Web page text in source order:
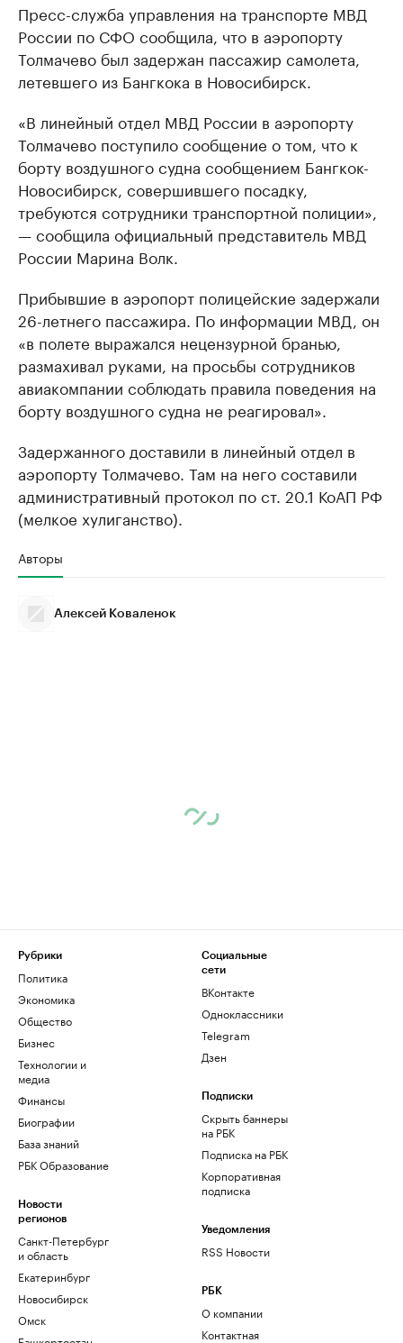
Пресс-служба управления на транспорте МВД
России по СФО сообщила, что в аэропорту
Толмачево был задержан пассажир самолета,
летевшего из Бангкока в Новосибирск.
«В линейный отдел МВД России в аэропорту
Толмачево поступило сообщение о том, что к
борту воздушного судна сообщением Бангкок-
Новосибирск, совершившего посадку,
требуются сотрудники транспортной полиции»,
— сообщила официальный представитель МВД
России Марина Волк.
Прибывшие в аэропорт полицейские задержали
26-летнего пассажира. По информации МВД, он
«в полете выражался нецензурной бранью,
размахивал руками, на просьбы сотрудников
авиакомпании соблюдать правила поведения на
борту воздушного судна не реагировал».
Задержанного доставили в линейный отдел в
аэропорту Толмачево. Там на него составили
административный протокол по ст. 20.1 КоАП РФ
(мелкое хулиганство).
Авторы
Алексей Коваленок
Рубрики
Политика
Экономика
Общество
Бизнес
Технологии и
медиа
Финансы
Биографии
База знаний
РБК Образование
Новости
регионов
Санкт-Петербург
и область
Екатеринбург
Новосибирск
Омск
Социальные
сети
ВКонтакте
Одноклассники
Telegram
Дзен
Подписки
Скрыть баннеры
на РБК
Подписка на РБК
Корпоративная
подписка
Уведомления
RSS Новости
РБК
О компании
Контактная